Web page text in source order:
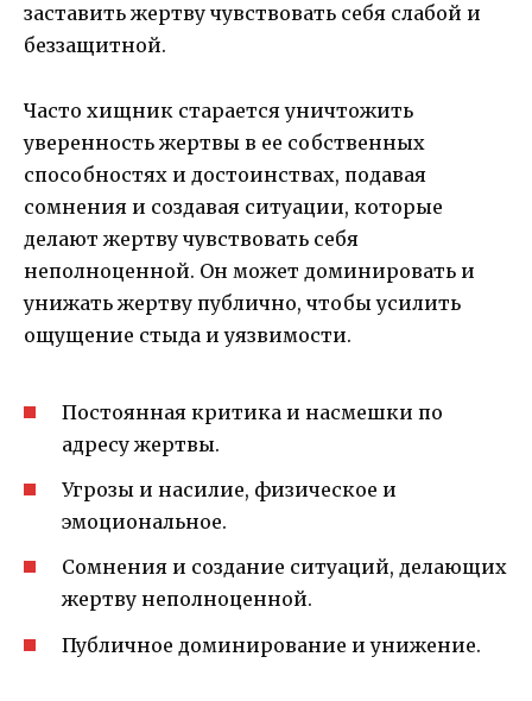
заставить жертву чувствовать себя слабой и
беззащитной.
Часто хищник старается уничтожить
уверенность жертвы в ее собственных
способностях и достоинствах, подавая
сомнения и создавая ситуации, которые
делают жертву чувствовать себя
неполноценной. Он может доминировать и
унижать жертву публично, чтобы усилить
ощущение стыда и уязвимости.
Постоянная критика и насмешки по
адресу жертвы.
Угрозы и насилие, физическое и
эмоциональное.
Сомнения и создание ситуаций, делающих
жертву неполноценной.
Публичное доминирование и унижение.